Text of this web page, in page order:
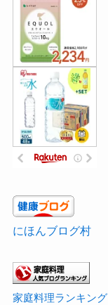
にほんブログ村
家庭料理ランキング